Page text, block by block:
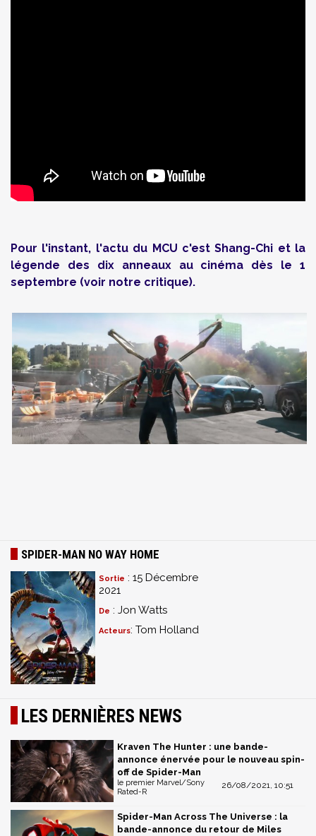
Pour l'instant, l'actu du MCU c'est Shang-Chi et la
légende des dix anneaux au cinéma dès le 1
septembre (voir notre critique).
SPIDER-MAN NO WAY HOME
Sortie : 15 Décembre
2021
De : Jon Watts
Acteurs: Tom Holland
LES DERNIÈRES NEWS
Kraven The Hunter : une bande-
annonce énervée pour le nouveau spin-
off de Spider-Man
26/08/2021, 10:51
le premier Marvel/Sony
Rated-R
Spider-Man Across The Universe : la
bande-annonce du retour de Miles